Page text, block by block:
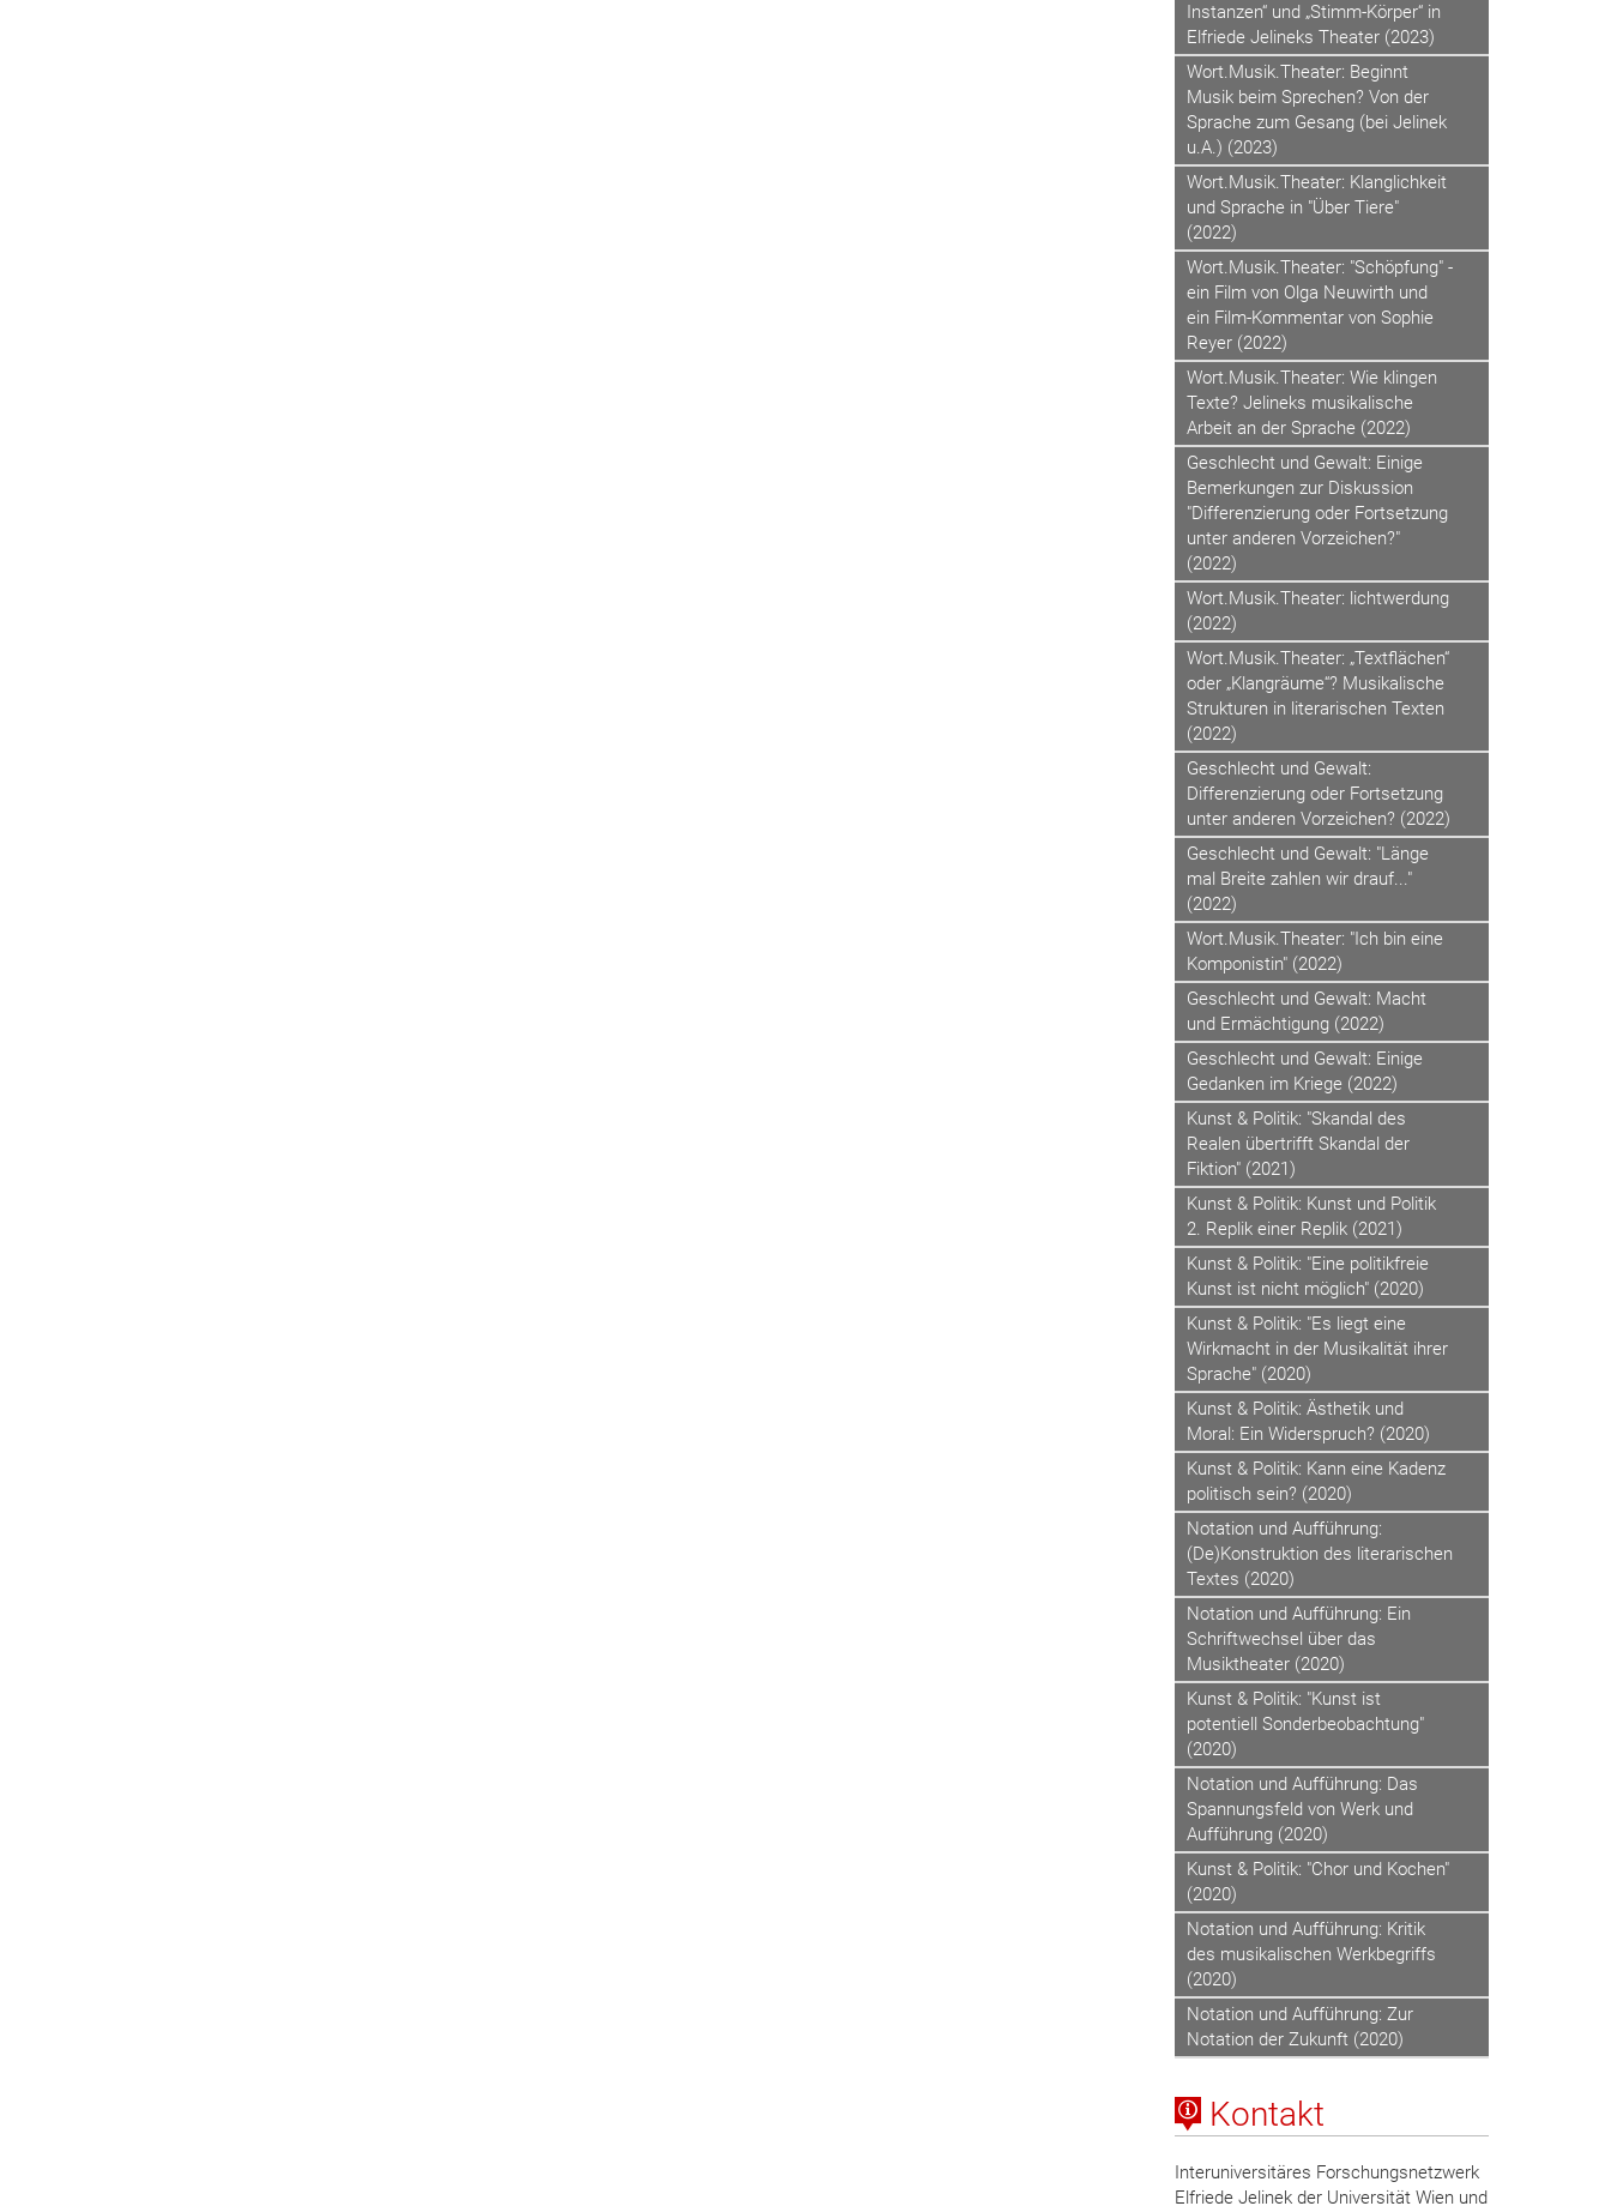
Instanzen“ und „Stimm-Körper“ in
Elfriede Jelineks Theater (2023)
Wort.Musik.Theater: Beginnt
Musik beim Sprechen? Von der
Sprache zum Gesang (bei Jelinek
u.A.) (2023)
Wort.Musik.Theater: Klanglichkeit
und Sprache in "Über Tiere"
(2022)
Wort.Musik.Theater: "Schöpfung" -
ein Film von Olga Neuwirth und
ein Film-Kommentar von Sophie
Reyer (2022)
Wort.Musik.Theater: Wie klingen
Texte? Jelineks musikalische
Arbeit an der Sprache (2022)
Geschlecht und Gewalt: Einige
Bemerkungen zur Diskussion
"Differenzierung oder Fortsetzung
unter anderen Vorzeichen?"
(2022)
Wort.Musik.Theater: lichtwerdung
(2022)
Wort.Musik.Theater: „Textflächen“
oder „Klangräume“? Musikalische
Strukturen in literarischen Texten
(2022)
Geschlecht und Gewalt:
Differenzierung oder Fortsetzung
unter anderen Vorzeichen? (2022)
Geschlecht und Gewalt: "Länge
mal Breite zahlen wir drauf..."
(2022)
Wort.Musik.Theater: "Ich bin eine
Komponistin" (2022)
Geschlecht und Gewalt: Macht
und Ermächtigung (2022)
Geschlecht und Gewalt: Einige
Gedanken im Kriege (2022)
Kunst & Politik: "Skandal des
Realen übertrifft Skandal der
Fiktion" (2021)
Kunst & Politik: Kunst und Politik
2. Replik einer Replik (2021)
Kunst & Politik: "Eine politikfreie
Kunst ist nicht möglich" (2020)
Kunst & Politik: "Es liegt eine
Wirkmacht in der Musikalität ihrer
Sprache" (2020)
Kunst & Politik: Ästhetik und
Moral: Ein Widerspruch? (2020)
Kunst & Politik: Kann eine Kadenz
politisch sein? (2020)
Notation und Aufführung:
(De)Konstruktion des literarischen
Textes (2020)
Notation und Aufführung: Ein
Schriftwechsel über das
Musiktheater (2020)
Kunst & Politik: "Kunst ist
potentiell Sonderbeobachtung"
(2020)
Notation und Aufführung: Das
Spannungsfeld von Werk und
Aufführung (2020)
Kunst & Politik: "Chor und Kochen"
(2020)
Notation und Aufführung: Kritik
des musikalischen Werkbegriffs
(2020)
Notation und Aufführung: Zur
Notation der Zukunft (2020)
Kontakt
Interuniversitäres Forschungsnetzwerk
Elfriede Jelinek der Universität Wien und